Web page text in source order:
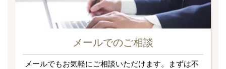
メールでのご相談
メールでもお気軽にご相談いただけます。まずは不